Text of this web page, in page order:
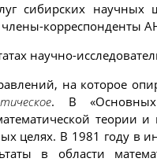
сибирских научных
корреспонденты
научно-
на которое
. В «Основных
теории
целях. В 1981 году в
в области